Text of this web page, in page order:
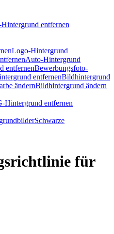
entfernen
Logo-Hintergrund
Auto-Hintergrund
entfernenBewerbungsfoto-
entfernenBildhintergrund
ändernBildhintergrund ändern
Hintergrund entfernen
Schwarze
für